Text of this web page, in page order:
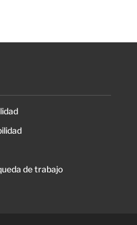
de trabajo